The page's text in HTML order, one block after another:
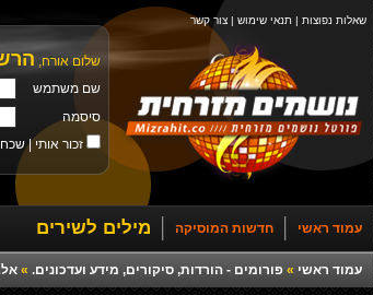
שאלות נפוצות | תנאי שימוש | צור קשר
שלום אורח,
שם משתמש
סיסמה
זכור אותי |
עמוד ראשי חדשות המוסיקה מילים לשירים
עמוד ראשי » פורומים - הורדות, סיקורים, מידע ועדכונים. »